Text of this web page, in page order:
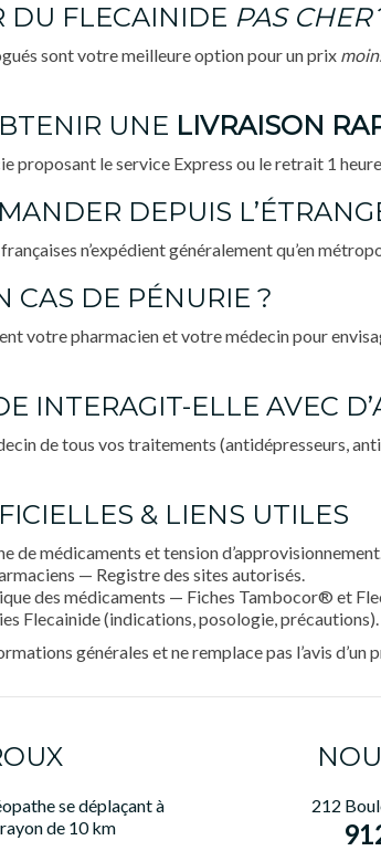
DU FLECAINIDE PAS CHER
sont votre meilleure option pour un prix
UNE LIVRAISON
proposant le service Express ou le retrait 1
DEPUIS
n’expédient généralement qu’en
CAS DE PÉNURIE ?
votre pharmacien et votre médecin pour
INTERAGIT-ELLE AVEC
de tous vos traitements (antidépresseurs,
& LIENS UTILES
de médicaments et tension
— Registre des sites autorisés.
des médicaments — Fiches Tambocor® et
Flecainide (indications, posologie, précautions).
générales et ne remplace pas l’avis
se déplaçant à
de 10 km
212